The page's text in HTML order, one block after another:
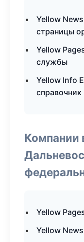
Yellow
страницы
Yellow
службы
Yellow Info
справочник
Компании
Yellow
Yellow